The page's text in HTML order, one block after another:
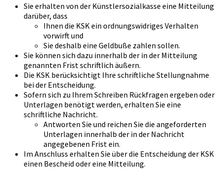
Sie erhalten von der Künstlersozialkasse eine Mitteilung
darüber, dass
Ihnen die KSK ein ordnungswidriges Verhalten
vorwirft und
Sie deshalb eine Geldbuße zahlen sollen.
Sie können sich dazu innerhalb der in der Mitteilung
genannten Frist schriftlich äußern.
Die KSK berücksichtigt Ihre schriftliche Stellungnahme
bei der Entscheidung.
Sofern sich zu Ihrem Schreiben Rückfragen ergeben oder
Unterlagen benötigt werden, erhalten Sie eine
schriftliche Nachricht.
Antworten Sie und reichen Sie die angeforderten
Unterlagen innerhalb der in der Nachricht
angegebenen Frist ein.
Im Anschluss erhalten Sie über die Entscheidung der KSK
einen Bescheid oder eine Mitteilung.